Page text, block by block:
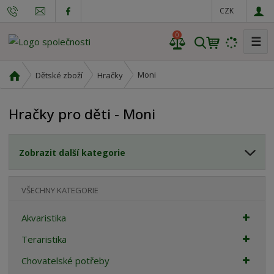
CZK
V
0 ☰
v
d
s
a
a
Dětské zboží Hračky Moni
Hračky pro děti - Moni
Zobrazit další kategorie
VŠECHNY KATEGORIE
Akvaristika
Teraristika
Chovatelské potřeby